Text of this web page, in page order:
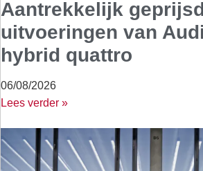
Aantrekkelijk
uitvoeringen van
hybrid quattro
06/08/2026
Lees verder »